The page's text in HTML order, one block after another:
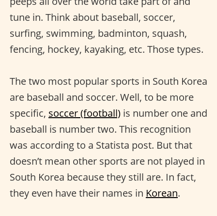
tune in. Think about baseball, soccer,
surfing, swimming, badminton, squash,
fencing, hockey, kayaking, etc. Those types.
The two most popular sports in South Korea
are baseball and soccer. Well, to be more
specific, soccer (football) is number one and
baseball is number two. This recognition
was according to a Statista post. But that
doesn’t mean other sports are not played in
South Korea because they still are. In fact,
they even have their names in Korean.